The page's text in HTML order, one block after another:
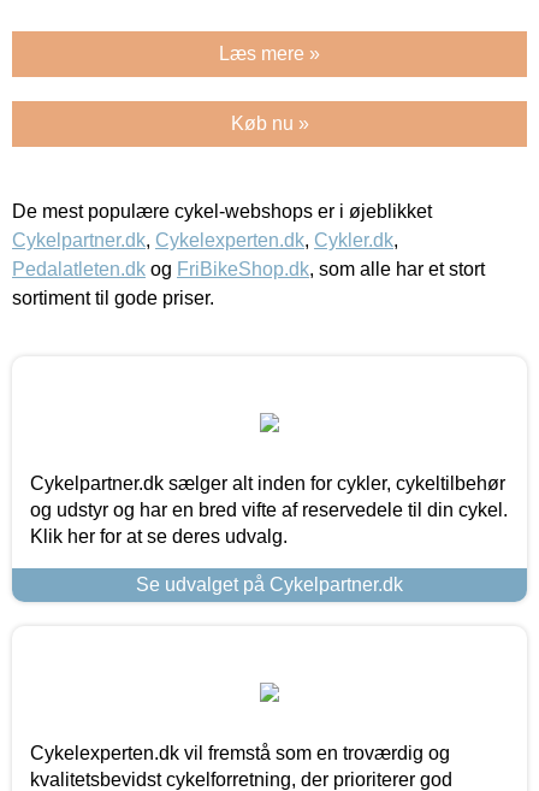
Læs mere »
Køb nu »
De mest populære cykel-webshops er i øjeblikket
Cykelpartner.dk, Cykelexperten.dk, Cykler.dk,
Pedalatleten.dk og FriBikeShop.dk, som alle har et stort
sortiment til gode priser.
Cykelpartner.dk sælger alt inden for cykler, cykeltilbehør
og udstyr og har en bred vifte af reservedele til din cykel.
Klik her for at se deres udvalg.
Se udvalget på Cykelpartner.dk
Cykelexperten.dk vil fremstå som en troværdig og
kvalitetsbevidst cykelforretning, der prioriterer god